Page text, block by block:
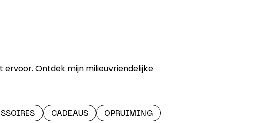
ervoor. Ontdek mijn milieuvriendelijke
CADEAUS OPRUIMING